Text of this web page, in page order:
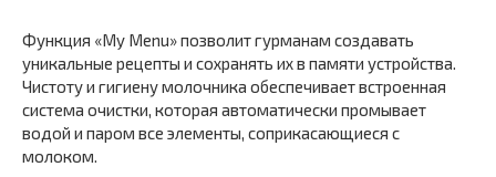
Функция «My Menu» позволит гурманам создавать
уникальные рецепты и сохранять их в памяти устройства.
Чистоту и гигиену молочника обеспечивает встроенная
система очистки, которая автоматически промывает
водой и паром все элементы, соприкасающиеся с
молоком.